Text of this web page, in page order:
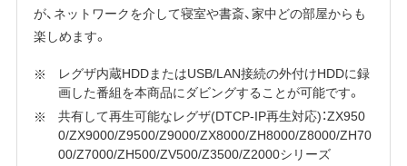
が、ネットワークを介して寝室や書斎、家中どの部屋からも
楽しめます。
レグザ内蔵HDDまたはUSB/LAN接続の外付けHDDに録
画した番組を本商品にダビングすることが可能です。
共有して再生可能なレグザ(DTCP-IP再生対応)：ZX950
0/ZX9000/Z9500/Z9000/ZX8000/ZH8000/Z8000/ZH70
00/Z7000/ZH500/ZV500/Z3500/Z2000シリーズ